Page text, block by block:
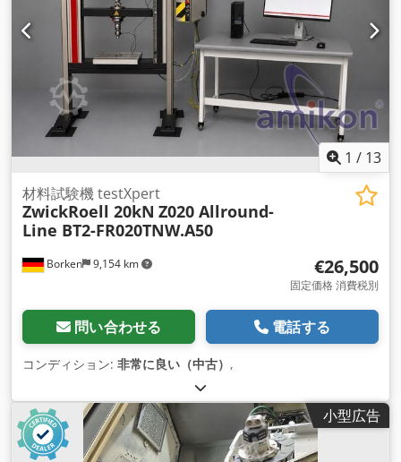
1 / 13
Borken 9,154 km
材料試験機 testXpert
ZwickRoell 20kN Z020 Allround-
Line BT2-FR020TNW.A50
€26,500
固定価格 消費税別
問い合わせる 電話する
コンディション: 非常に良い（中古） ,
小型広告